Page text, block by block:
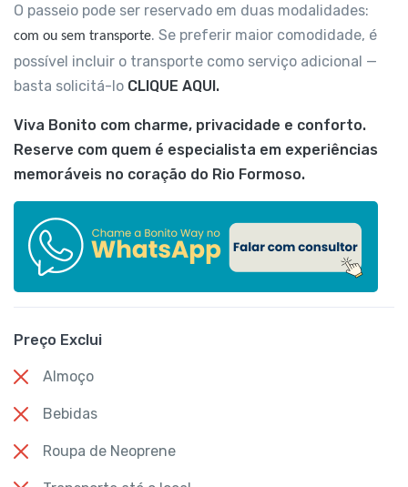
O passeio pode ser reservado em duas modalidades:
com ou sem transporte. Se preferir maior comodidade, é
possível incluir o transporte como serviço adicional —
basta solicitá-lo CLIQUE AQUI.
Viva Bonito com charme, privacidade e conforto.
Reserve com quem é especialista em experiências
memoráveis no coração do Rio Formoso.
Preço Exclui
Almoço
Bebidas
Roupa de Neoprene